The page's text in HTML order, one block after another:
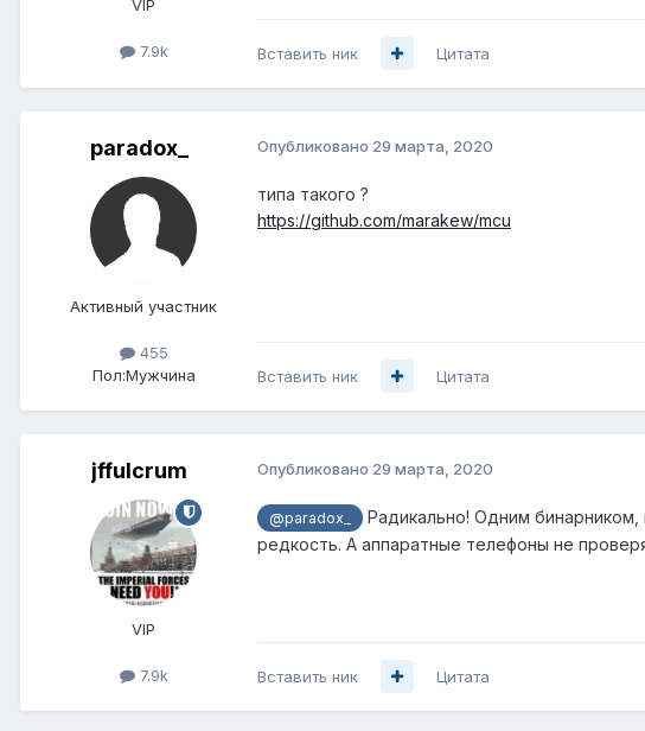
VIP
7.9k Вставить ник Цитата
paradox_
Активный участник
455
Пол:Мужчина
Опубликовано 29 марта, 2020
типа такого ?
https://github.com/marakew/mcu
Вставить ник Цитата
jffulcrum
VIP
7.9k
Опубликовано 29 марта, 2020
@paradox_
Радикально! Одним
редкость. А аппаратные телефоны не
Вставить ник Цитата